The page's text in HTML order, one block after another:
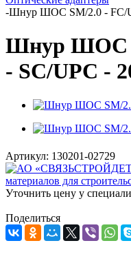
-Шнур ШОС SM/2.0 - FC/
Шнур ШОС
- SC/UPC -
Артикул: 130201-02729
Уточнить цену у
Поделиться